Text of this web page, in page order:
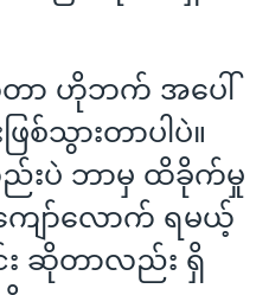
ဆိုတာ ဟိုဘက် အပေါ်
စ်သွားတာပါပဲ။
လည်းပဲ ဘာမှ ထိခိုက်မှု
ျော်လောက် ရမယ့်
း ဆိုတာလည်း ရှိ